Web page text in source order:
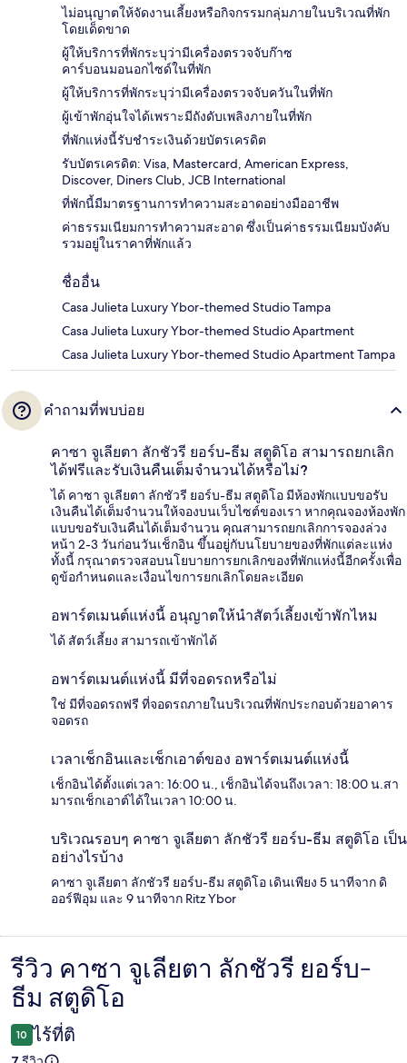
ไม่อนุญาตให้จัดงานเลี้ยงหรือกิจกรรมกลุ่มภายในบริเวณที่พัก
โดยเด็ดขาด
ผู้ให้บริการที่พักระบุว่ามีเครื่องตรวจจับก๊าซ
คาร์บอนมอนอกไซด์ในที่พัก
ผู้ให้บริการที่พักระบุว่ามีเครื่องตรวจจับควันในที่พัก
ผู้เข้าพักอุ่นใจได้เพราะมีถังดับเพลิงภายในที่พัก
ที่พักแห่งนี้รับชำระเงินด้วยบัตรเครดิต
รับบัตรเครดิต: Visa, Mastercard, American Express,
Discover, Diners Club, JCB International
ที่พักนี้มีมาตรฐานการทำความสะอาดอย่างมืออาชีพ
ค่าธรรมเนียมการทำความสะอาด ซึ่งเป็นค่าธรรมเนียมบังคับ
รวมอยู่ในราคาที่พักแล้ว
ชื่ออื่น
Casa Julieta Luxury Ybor-themed Studio Tampa
Casa Julieta Luxury Ybor-themed Studio Apartment
Casa Julieta Luxury Ybor-themed Studio Apartment Tampa
คำถามที่พบบ่อย
คาซา จูเลียตา ลักชัวรี ยอร์บ-ธีม สตูดิโอ สามารถยกเลิก
ได้ฟรีและรับเงินคืนเต็มจำนวนได้หรือไม่?
ได้ คาซา จูเลียตา ลักชัวรี ยอร์บ-ธีม สตูดิโอ มีห้องพักแบบขอรับ
เงินคืนได้เต็มจำนวนให้จองบนเว็บไซต์ของเรา หากคุณจองห้องพัก
แบบขอรับเงินคืนได้เต็มจำนวน คุณสามารถยกเลิกการจองล่วง
หน้า 2-3 วันก่อนวันเช็กอิน ขึ้นอยู่กับนโยบายของที่พักแต่ละแห่ง
ทั้งนี้ กรุณาตรวจสอบนโยบายการยกเลิกของที่พักแห่งนี้อีกครั้งเพื่อ
ดูข้อกำหนดและเงื่อนไขการยกเลิกโดยละเอียด
อพาร์ตเมนต์แห่งนี้ อนุญาตให้นำสัตว์เลี้ยงเข้าพักไหม
ได้ สัตว์เลี้ยง สามารถเข้าพักได้
อพาร์ตเมนต์แห่งนี้ มีที่จอดรถหรือไม่
ใช่ มีที่จอดรถฟรี ที่จอดรถภายในบริเวณที่พักประกอบด้วยอาคาร
จอดรถ
เวลาเช็กอินและเช็กเอาต์ของ อพาร์ตเมนต์แห่งนี้
เช็กอินได้ตั้งแต่เวลา: 16:00 น., เช็กอินได้จนถึงเวลา: 18:00 น.สา
มารถเช็กเอาต์ได้ในเวลา 10:00 น.
บริเวณรอบๆ คาซา จูเลียตา ลักชัวรี ยอร์บ-ธีม สตูดิโอ เป็น
อย่างไรบ้าง
คาซา จูเลียตา ลักชัวรี ยอร์บ-ธีม สตูดิโอ เดินเพียง 5 นาทีจาก ดิ
ออร์ฟีอุม และ 9 นาทีจาก Ritz Ybor
รีวิว
รีวิว คาซา จูเลียตา ลักชัวรี ยอร์บ-
ธีม สตูดิโอ
10 ไร้ที่ติ